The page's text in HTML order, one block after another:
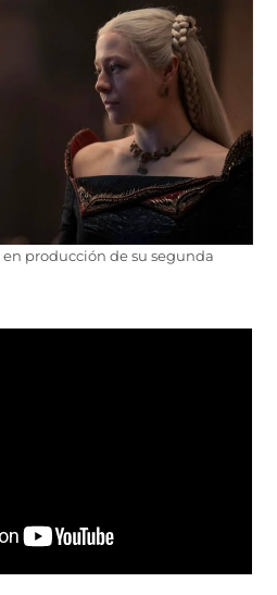
en producción de su segunda